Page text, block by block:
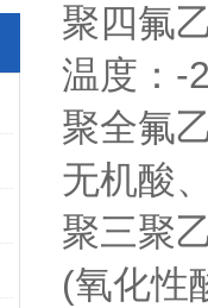
聚四氟
温度：-
聚全氟
无机酸
聚三聚
(氧化性